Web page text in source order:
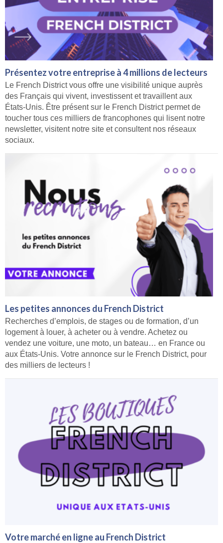
Présentez votre entreprise à 4 millions de lecteurs
Le French District vous offre une visibilité unique auprès
des Français qui vivent, investissent et travaillent aux
États-Unis. Être présent sur le French District permet de
toucher tous ces milliers de francophones qui lisent notre
newsletter, visitent notre site et consultent nos réseaux
sociaux.
Les petites annonces du French District
Recherches d’emplois, de stages ou de formation, d’un
logement à louer, à acheter ou à vendre. Achetez ou
vendez une voiture, une moto, un bateau… en France ou
aux États-Unis. Votre annonce sur le French District, pour
des milliers de lecteurs !
Votre marché en ligne au French District